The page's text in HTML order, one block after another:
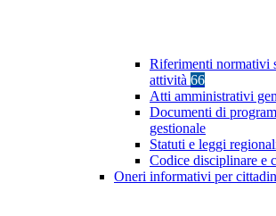
Riferimenti normativi
attività 66
Atti amministrativi
Documenti di
gestionale
Statuti e leggi
Codice disciplinare e
Oneri informativi per